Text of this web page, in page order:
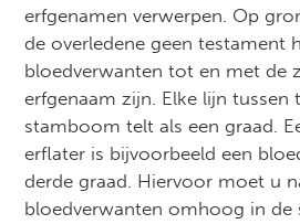
erfgenamen verwerpen. Op
de overledene geen testament
bloedverwanten tot en met de
erfgenaam zijn. Elke lijn tussen
stamboom telt als een graad.
erflater is bijvoorbeeld een
derde graad. Hiervoor moet u
bloedverwanten omhoog in de